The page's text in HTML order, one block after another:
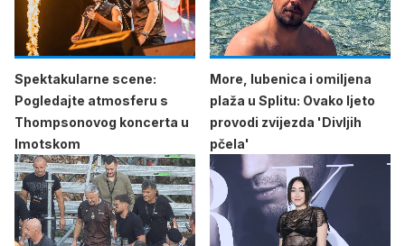
Spektakularne scene:
Pogledajte atmosferu s
Thompsonovog koncerta u
Imotskom
More, lubenica i omiljena
plaža u Splitu: Ovako ljeto
provodi zvijezda 'Divljih
pčela'